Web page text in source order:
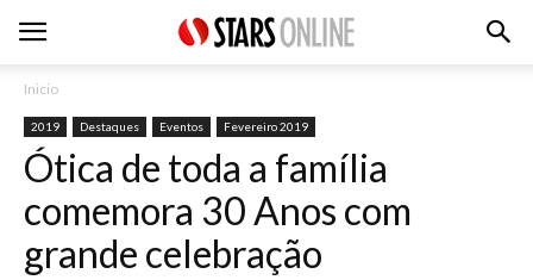
Inicio
2019 Destaques Eventos Fevereiro 2019
Ótica de toda a família
comemora 30 Anos com
grande celebração